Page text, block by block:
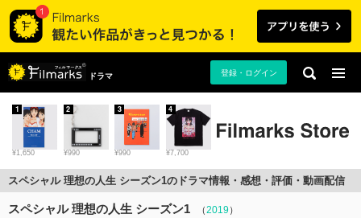
ドラマ 登録・ログイン
¥1,650
1
¥990
2
¥990
3
¥7,700
4
スペシャル 理想の人生 シーズン1のドラマ情報・感想・評価・動画配信
スペシャル 理想の人生 シーズン1 （2019）